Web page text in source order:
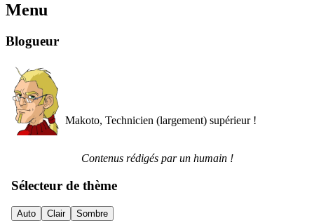
Menu
Blogueur
Makoto, Technicien (largement) supérieur !
Contenus rédigés par un humain !
Sélecteur de thème
Auto Clair Sombre